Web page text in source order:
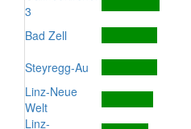
3
Bad Zell
Steyregg-Au
Linz-Neue
Welt
Linz-